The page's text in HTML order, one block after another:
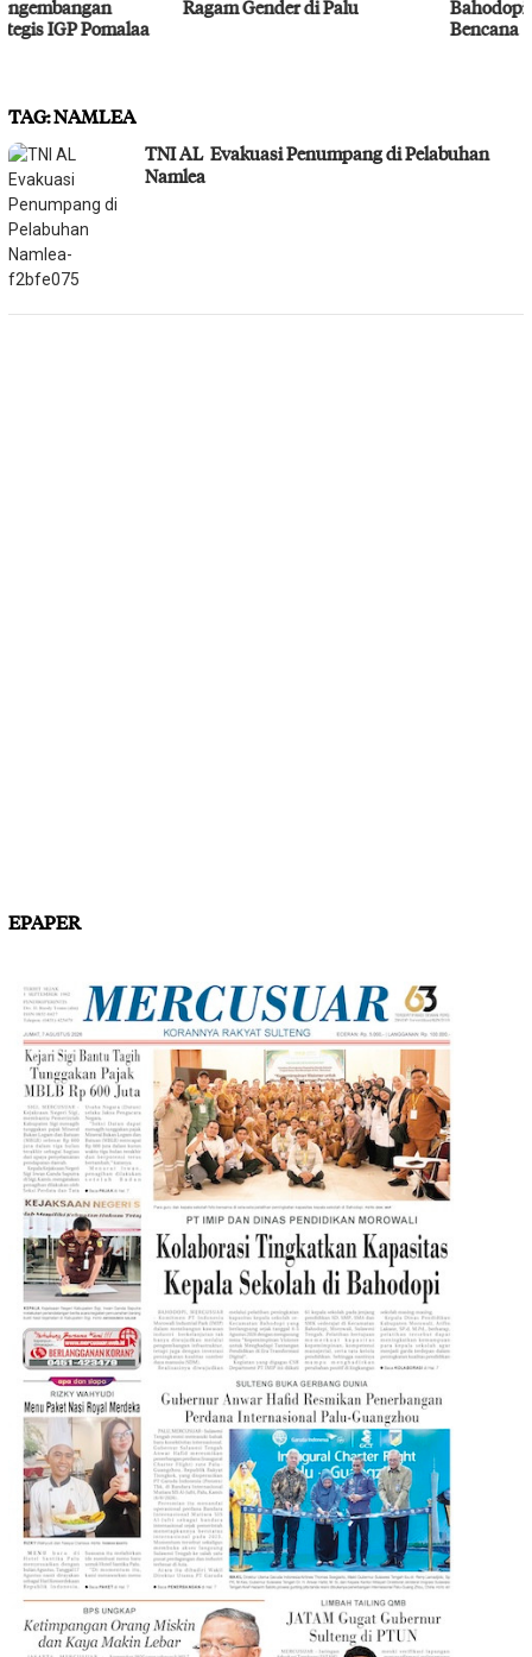
Ragam Gender di Palu
Bahodopi Hadapi Potensi
TAG:NAMLEA
TNI AL Evakuasi Penumpang di Pelabuhan
Namlea
EPAPER